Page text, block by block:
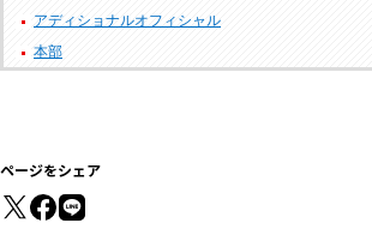
アディショナルオフィシャル
本部
ページをシェア